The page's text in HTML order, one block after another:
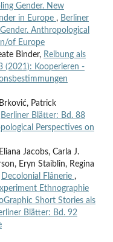
Gender. New
in Europe , Berliner
Anthropological
of Europe
Binder, Reibung als
(2021): Kooperieren -
Patrick
Berliner Blätter: Bd. 88
Perspectives on
Jacobs, Carla J.
Eryn Staiblin, Regina
Decolonial Flânerie ,
Ethnographie
Short Stories als
Blätter: Bd. 92